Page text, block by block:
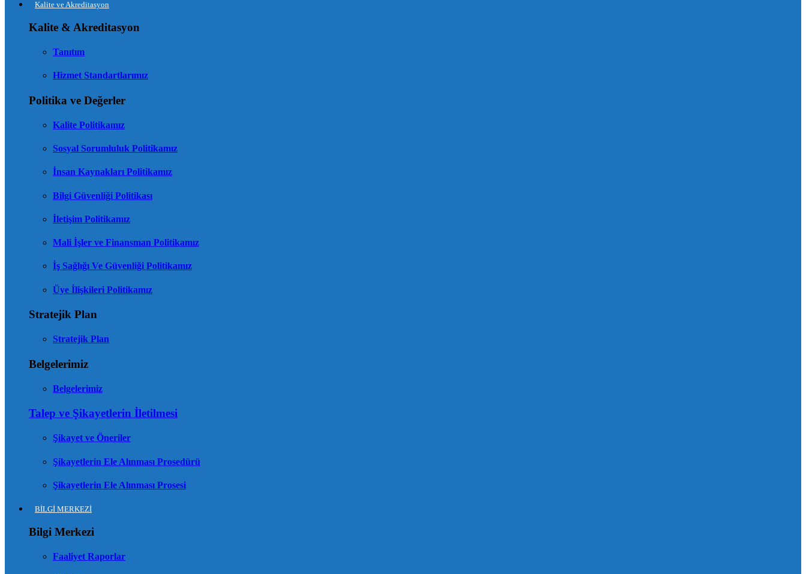
Kalite ve Akreditasyon
Kalite & Akreditasyon
Tanıtım
Hizmet Standartlarımız
Politika ve Değerler
Kalite Politikamız
Sosyal Sorumluluk Politikamız
İnsan Kaynakları Politikamız
Bilgi Güvenliği Politikası
İletişim Politikamız
Mali İşler ve Finansman Politikamız
İş Sağlığı Ve Güvenliği Politikamız
Üye İlişkileri Politikamız
Stratejik Plan
Stratejik Plan
Belgelerimiz
Belgelerimiz
Talep ve Şikayetlerin İletilmesi
Şikayet ve Öneriler
Şikayetlerin Ele Alınması Prosedürü
Şikayetlerin Ele Alınması Prosesi
BİLGİ MERKEZİ
Bilgi Merkezi
Faaliyet Raporlar